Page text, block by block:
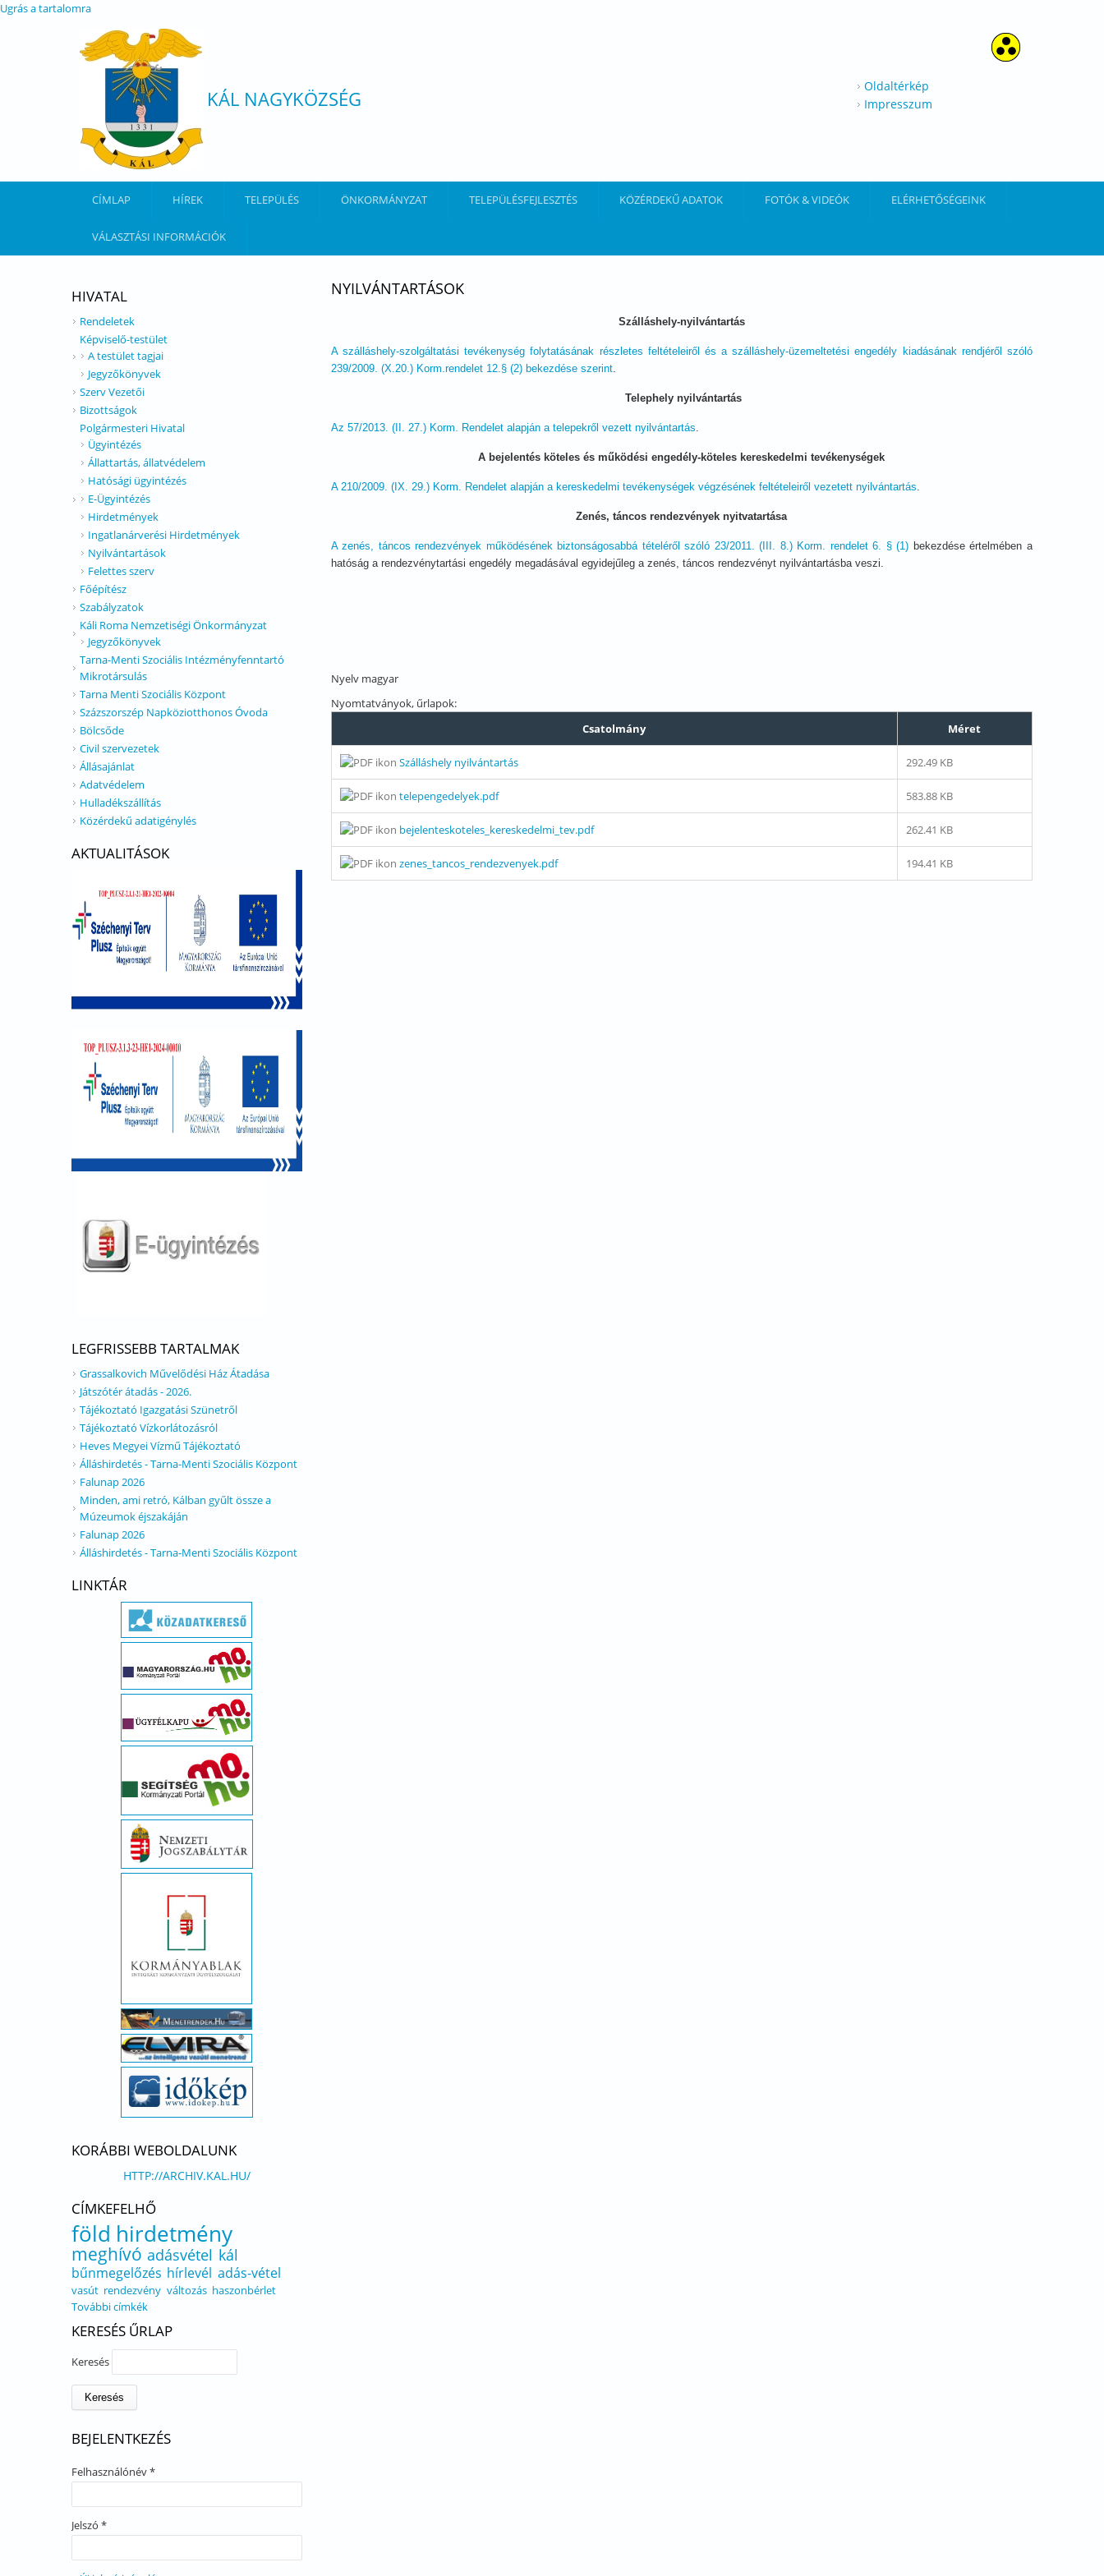
Ugrás a tartalomra
KÁL NAGYKÖZSÉG
Oldaltérkép
Impresszum
CÍMLAP HÍREK TELEPÜLÉS ÖNKORMÁNYZAT TELEPÜLÉSFEJLESZTÉS KÖZÉRDEKŰ ADATOK FOTÓK & VIDEÓK ELÉRHETŐSÉGEINK
VÁLASZTÁSI INFORMÁCIÓK
NYILVÁNTARTÁSOK
Szálláshely-nyilvántartás
A szálláshely-szolgáltatási tevékenység folytatásának részletes feltételeiről és a szálláshely-üzemeltetési engedély kiadásának rendjéről szóló
239/2009. (X.20.) Korm.rendelet 12.§ (2) bekezdése szerint.
Telephely nyilvántartás
Az 57/2013. (II. 27.) Korm. Rendelet alapján a telepekről vezett nyilvántartás.
A bejelentés köteles és működési engedély-köteles kereskedelmi tevékenységek
A 210/2009. (IX. 29.) Korm. Rendelet alapján a kereskedelmi tevékenységek végzésének feltételeiről vezetett nyilvántartás.
Zenés, táncos rendezvények nyitvatartása
A zenés, táncos rendezvények működésének biztonságosabbá tételéről szóló 23/2011. (III. 8.) Korm. rendelet 6. § (1) bekezdése értelmében a
hatóság a rendezvénytartási engedély megadásával egyidejűleg a zenés, táncos rendezvényt nyilvántartásba veszi.
Nyelv magyar
Nyomtatványok, űrlapok:
Csatolmány
Méret
Szálláshely nyilvántartás 292.49 KB
telepengedelyek.pdf 583.88 KB
bejelenteskoteles_kereskedelmi_tev.pdf 262.41 KB
zenes_tancos_rendezvenyek.pdf 194.41 KB
HIVATAL
Rendeletek
Képviselő-testület
A testület tagjai
Jegyzőkönyvek
Szerv Vezetői
Bizottságok
Polgármesteri Hivatal
Ügyintézés
Állattartás, állatvédelem
Hatósági ügyintézés
E-Ügyintézés
Hirdetmények
Ingatlanárverési Hirdetmények
Nyilvántartások
Felettes szerv
Főépítész
Szabályzatok
Káli Roma Nemzetiségi Önkormányzat
Jegyzőkönyvek
Tarna-Menti Szociális Intézményfenntartó
Mikrotársulás
Tarna Menti Szociális Központ
Százszorszép Napköziotthonos Óvoda
Bölcsőde
Civil szervezetek
Állásajánlat
Adatvédelem
Hulladékszállítás
Közérdekű adatigénylés
AKTUALITÁSOK
LEGFRISSEBB TARTALMAK
Grassalkovich Művelődési Ház Átadása
Játszótér átadás - 2026.
Tájékoztató Igazgatási Szünetről
Tájékoztató Vízkorlátozásról
Heves Megyei Vízmű Tájékoztató
Álláshirdetés - Tarna-Menti Szociális Központ
Falunap 2026
Minden, ami retró, Kálban gyűlt össze a
Múzeumok éjszakáján
Falunap 2026
Álláshirdetés - Tarna-Menti Szociális Központ
LINKTÁR
KORÁBBI WEBOLDALUNK
HTTP://ARCHIV.KAL.HU/
CÍMKEFELHŐ
föld hirdetmény
meghívó adásvétel kál
bűnmegelőzés hírlevél adás-vétel
vasút rendezvény változás haszonbérlet
További címkék
KERESÉS ŰRLAP
Keresés
BEJELENTKEZÉS
Felhasználónév*
Jelszó *